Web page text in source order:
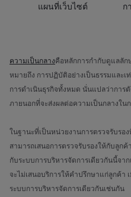
แผนที่เว็บไซต์ ก
ความเป็นกลางคือหลักการกำกับดูแลลัก
หมายถึง การปฏิบัติอย่างเป็นธรรมและ
การดำเนินธุรกิจทั้งหมด นั่นแปลว่าการ
ภายนอกที่จะส่งผลต่อความเป็นกลางใน
ในฐานะที่เป็นหน่วยงานการตรวจรับรอ
สามารถเสนอการตรวจรับรองให้กับลูก
กับระบบการบริหารจัดการเดียวกันนี้จา
จะไม่เสนอบริการให้คำปรึกษาแก่ลูกค้า
ระบบการบริหารจัดการเดียวกันเช่นกัน